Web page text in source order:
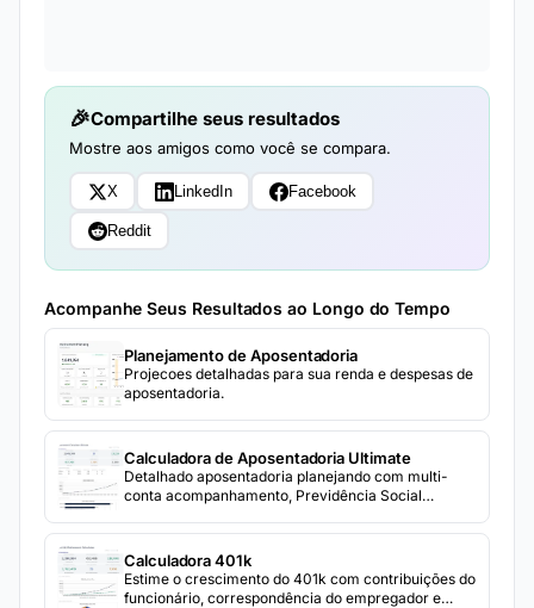
Compartilhe seus resultados
Mostre aos amigos como você se compara.
X LinkedIn Facebook
Reddit
Acompanhe Seus Resultados ao Longo do Tempo
Planejamento de Aposentadoria
Projecoes detalhadas para sua renda e despesas de
aposentadoria.
Calculadora de Aposentadoria Ultimate
Detalhado aposentadoria planejando com multi-
conta acompanhamento, Previdência Social
de cenários for conservative, moderate, e
aggressive assumptions.
Calculadora 401k
Estime o crescimento do 401k com contribuições do
funcionário, correspondência do empregador e